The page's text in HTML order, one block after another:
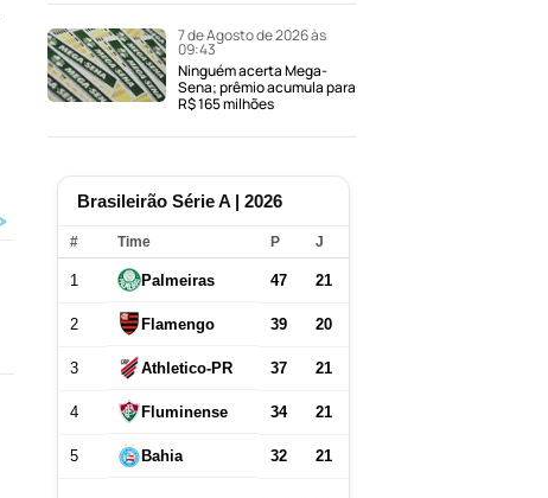
7 de Agosto de 2026 às
09:43
Ninguém acerta Mega-
Sena; prêmio acumula para
R$ 165 milhões